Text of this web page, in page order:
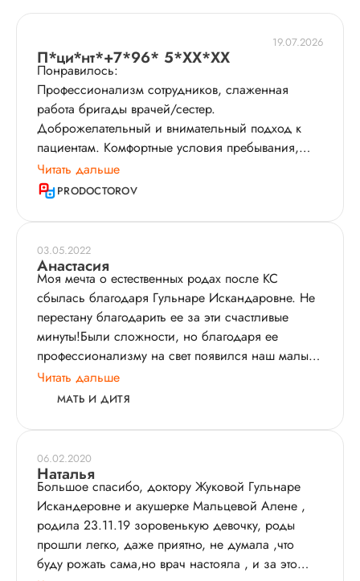
19.07.2026
П*ци*нт*+7*96* 5*XX*XX
Понравилось:
Профессионализм сотрудников, слаженная
работа бригады врачей/сестер.
Доброжелательный и внимательный подход к
пациентам. Комфортные условия пребывания,
доступ ко всем медикаментам, методам
исследования, медоборудованию - все в одном
месте.
История пациента:
Мои 4-е роды прошли в этой клинике. Выбрали
доктора Жукову Гульнару Искандаровну. Доктор
с огромным опытом работы, опытом ведения
сложных родов - у меня возраст старше 40 лет,
рубец на матке​, и еще ставили ГСД. Но я очень
хотела естественные роды. Все прошло хорошо,
это были мои первые легкие роды, хоть и
длились почти весь день. Но мягко, без
состояние, все при этом объясняя. Также хочу
поблагодарить акушерку Мальцеву Елену
Вячеславовну - была со мной от начала и до
послеродового отделения. Спокойная, приятная
атмосфера, я даже удивляюсь, в какой тихой
обстановке можно рожать. :) Послеродовое
пребывание - также отлично! Я реально
восстановилась, таких хороших условий нет в
Читать дальше
PRODOCTOROV
03.05.2022
Анастасия
Моя мечта о естественных родах после КС
сбылась благодаря Гульнаре Искандаровне. Не
перестану благодарить ее за эти счастливые
минуты!Были сложности, но благодаря ее
профессионализму на свет появился наш малыш!
Удивительная женщина и врач!
Читать дальше
МАТЬ И ДИТЯ
06.02.2020
Наталья
Большое спасибо, доктору Жуковой Гульнаре
Искандеровне и акушерке Мальцевой Алене ,
родила 23.11.19 зоровенькую девочку, роды
прошли легко, даже приятно, не думала ,что
буду рожать сама,но врач настояла , и за это